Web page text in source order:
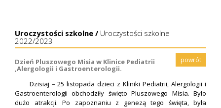
Uroczystości szkolne / Uroczystości szkolne
2022/2023
powrót
Dzień Pluszowego Misia w Klinice Pediatrii
,Alergologii i Gastroenterologii.
Dzisiaj – 25 listopada dzieci z Kliniki Pediatrii, Alergologii i
Gastroenterologii obchodziły święto Pluszowego Misia. Było
dużo atrakcji. Po zapoznaniu z genezą tego święta, była